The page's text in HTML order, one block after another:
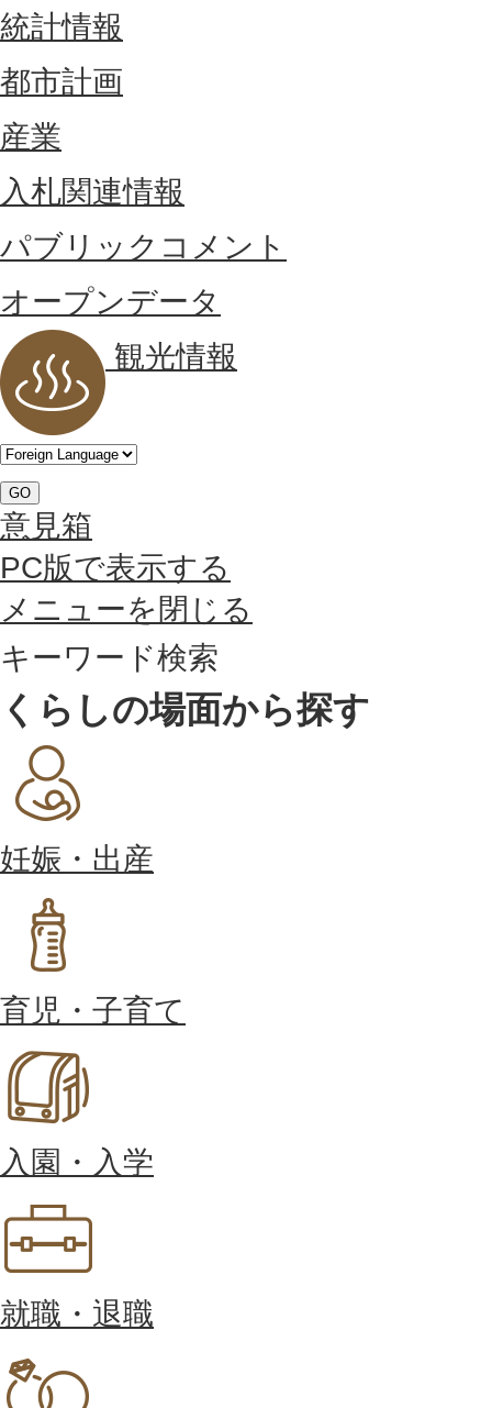
統計情報
都市計画
産業
入札関連情報
パブリックコメント
オープンデータ
観光情報
GO
意見箱
PC版で表示する
メニューを閉じる
キーワード検索
くらしの場面から探す
妊娠・出産
育児・子育て
入園・入学
就職・退職